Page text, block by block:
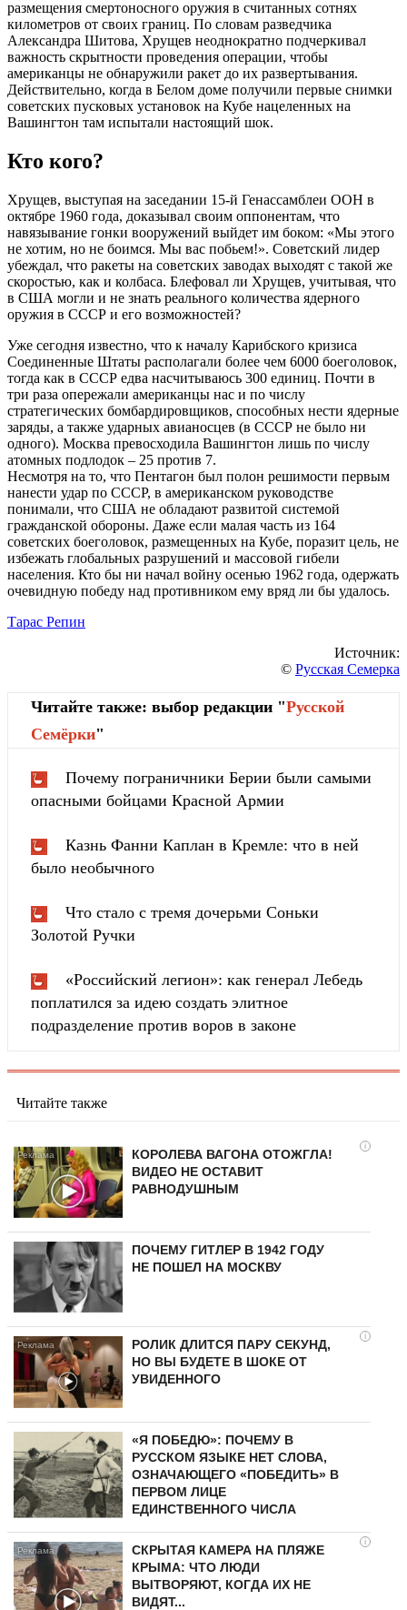
размещения смертоносного оружия в считанных сотнях
километров от своих границ. По словам разведчика
Александра Шитова, Хрущев неоднократно подчеркивал
важность скрытности проведения операции, чтобы
американцы не обнаружили ракет до их развертывания.
Действительно, когда в Белом доме получили первые снимки
советских пусковых установок на Кубе нацеленных на
Вашингтон там испытали настоящий шок.
Кто кого?
Хрущев, выступая на заседании 15-й Генассамблеи ООН в
октябре 1960 года, доказывал своим оппонентам, что
навязывание гонки вооружений выйдет им боком: «Мы этого
не хотим, но не боимся. Мы вас побьем!». Советский лидер
убеждал, что ракеты на советских заводах выходят с такой же
скоростью, как и колбаса. Блефовал ли Хрущев, учитывая, что
в США могли и не знать реального количества ядерного
оружия в СССР и его возможностей?
Уже сегодня известно, что к началу Карибского кризиса
Соединенные Штаты располагали более чем 6000 боеголовок,
тогда как в СССР едва насчитываюсь 300 единиц. Почти в
три раза опережали американцы нас и по числу
стратегических бомбардировщиков, способных нести ядерные
заряды, а также ударных авианосцев (в СССР не было ни
одного). Москва превосходила Вашингтон лишь по числу
атомных подлодок – 25 против 7.
Несмотря на то, что Пентагон был полон решимости первым
нанести удар по СССР, в американском руководстве
понимали, что США не обладают развитой системой
гражданской обороны. Даже если малая часть из 164
советских боеголовок, размещенных на Кубе, поразит цель, не
избежать глобальных разрушений и массовой гибели
населения. Кто бы ни начал войну осенью 1962 года, одержать
очевидную победу над противником ему вряд ли бы удалось.
Тарас Репин
Источник:
© Русская Семерка
Читайте также: выбор редакции "Русской
Cемёрки"
Почему пограничники Берии были самыми
опасными бойцами Красной Армии
Казнь Фанни Каплан в Кремле: что в ней
было необычного
Что стало с тремя дочерьми Соньки
Золотой Ручки
«Российский легион»: как генерал Лебедь
поплатился за идею создать элитное
подразделение против воров в законе
Читайте также
i
КОРОЛЕВА ВАГОНА ОТОЖГЛА!
ВИДЕО НЕ ОСТАВИТ
РАВНОДУШНЫМ
ПОЧЕМУ ГИТЛЕР В 1942 ГОДУ
НЕ ПОШЕЛ НА МОСКВУ
i
РОЛИК ДЛИТСЯ ПАРУ СЕКУНД,
НО ВЫ БУДЕТЕ В ШОКЕ ОТ
УВИДЕННОГО
«Я ПОБЕДЮ»: ПОЧЕМУ В
РУССКОМ ЯЗЫКЕ НЕТ СЛОВА,
ОЗНАЧАЮЩЕГО «ПОБЕДИТЬ» В
ПЕРВОМ ЛИЦЕ
ЕДИНСТВЕННОГО ЧИСЛА
i
СКРЫТАЯ КАМЕРА НА ПЛЯЖЕ
КРЫМА: ЧТО ЛЮДИ
ВЫТВОРЯЮТ, КОГДА ИХ НЕ
ВИДЯТ...